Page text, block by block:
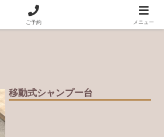
出張美容 専門 ゆびおり
移動式シャンプー台
ご予約 メニュー